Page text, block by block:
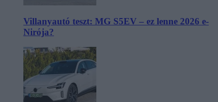
Villanyautó teszt: MG S5EV – ez lenne 2026 e-
Nirója?